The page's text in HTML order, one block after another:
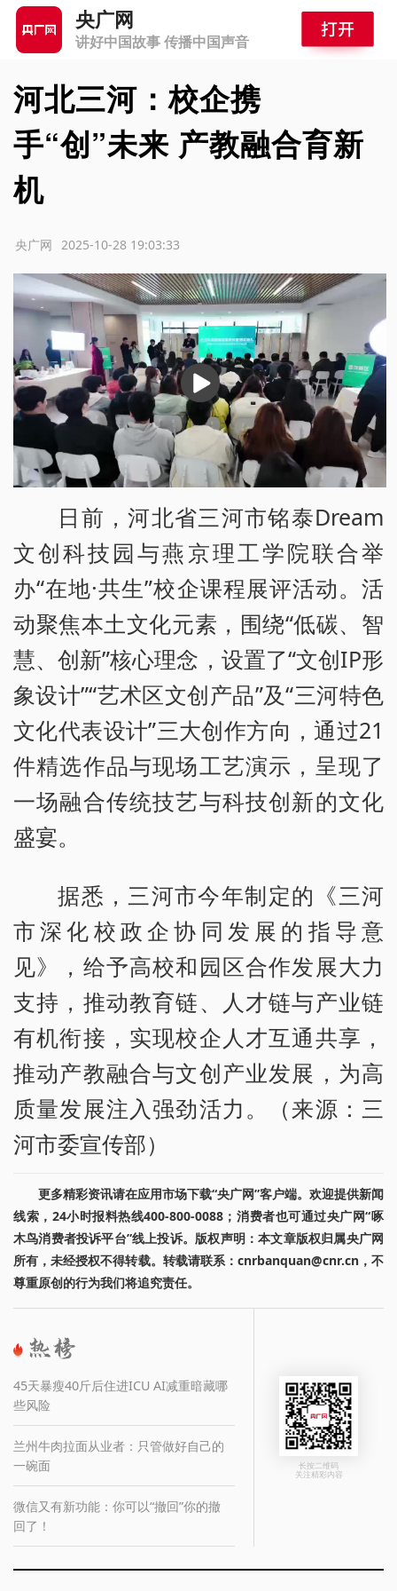
央广网
讲好中国故事 传播中国声音
河北三河：校企携
手“创”未来 产教融合育新
机
2025-10-28 19:03:33
央广网
播
放
日前，河北省三河市铭泰Dream
文创科技园与燕京理工学院联合举
办“在地·共生”校企课程展评活动。活
动聚焦本土文化元素，围绕“低碳、智
慧、创新”核心理念，设置了“文创IP形
象设计”“艺术区文创产品”及“三河特色
文化代表设计”三大创作方向，通过21
件精选作品与现场工艺演示，呈现了
一场融合传统技艺与科技创新的文化
盛宴。
据悉，三河市今年制定的《三河
市深化校政企协同发展的指导意
见》，给予高校和园区合作发展大力
支持，推动教育链、人才链与产业链
有机衔接，实现校企人才互通共享，
推动产教融合与文创产业发展，为高
质量发展注入强劲活力。（来源：三
河市委宣传部）
更多精彩资讯请在应用市场下载“央广网”客户端。欢迎提供新闻
线索，24小时报料热线400-800-0088；消费者也可通过央广网“啄
木鸟消费者投诉平台”线上投诉。版权声明：本文章版权归属央广网
所有，未经授权不得转载。转载请联系：cnrbanquan@cnr.cn，不
尊重原创的行为我们将追究责任。
45天暴瘦40斤后住进ICU AI减重暗藏哪
些风险
兰州牛肉拉面从业者：只管做好自己的
一碗面
微信又有新功能：你可以“撤回”你的撤
回了！
长按二维码
关注精彩内容